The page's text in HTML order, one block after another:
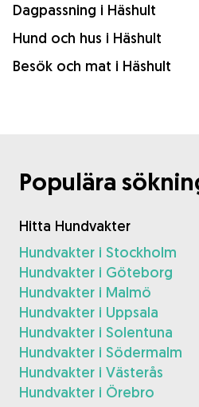
Dagpassning i Häshult
Hund och hus i Häshult
Besök och mat i Häshult
Populära
Hitta Hundvakter
Hundvakter i Stockholm
Hundvakter i Göteborg
Hundvakter i Malmö
Hundvakter i Uppsala
Hundvakter i Solentuna
Hundvakter i Södermalm
Hundvakter i Västerås
Hundvakter i Örebro